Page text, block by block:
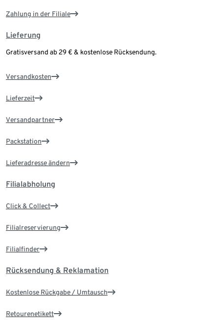
Zahlung in der Filiale
Lieferung
Gratisversand ab 29 € & kostenlose Rücksendung.
Versandkosten
Lieferzeit
Versandpartner
Packstation
Lieferadresse ändern
Filialabholung
Click & Collect
Filialreservierung
Filialfinder
Rücksendung & Reklamation
Kostenlose Rückgabe / Umtausch
Retourenetikett